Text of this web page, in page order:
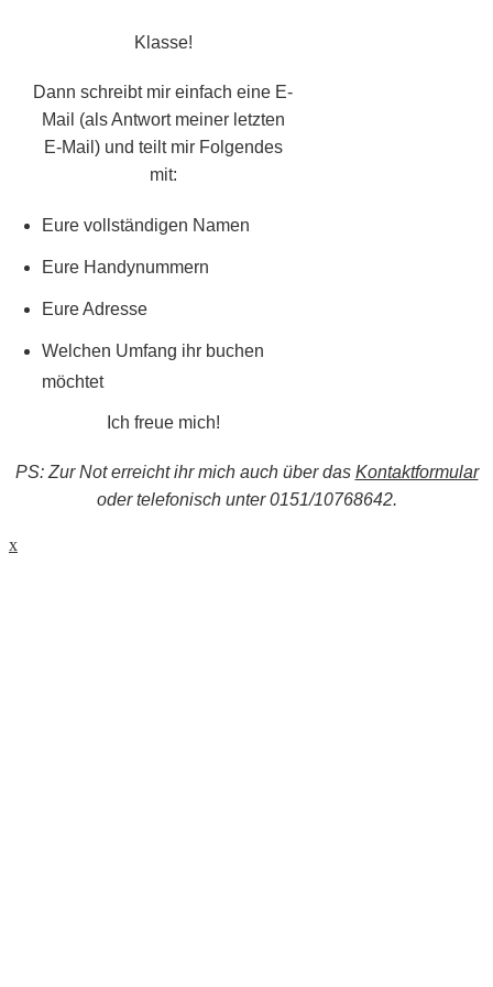
Klasse!
Dann schreibt mir einfach eine E-
Mail (als Antwort meiner letzten
E-Mail) und teilt mir Folgendes
mit:
Eure vollständigen Namen
Eure Handynummern
Eure Adresse
Welchen Umfang ihr buchen
möchtet
Ich freue mich!
PS: Zur Not erreicht ihr mich auch über das Kontaktformular
oder telefonisch unter 0151/10768642.
x